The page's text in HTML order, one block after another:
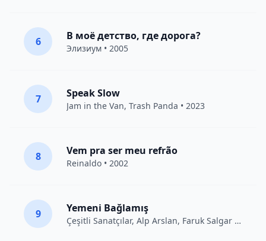
6 В моё детство, где дорога?
Элизиум • 2005
7 Speak Slow
Jam in the Van, Trash Panda • 2023
8 Vem pra ser meu refrão
Reinaldo • 2002
9 Yemeni Bağlamış
Çeşitli Sanatçılar, Alp Arslan, Faruk Salgar • 2012